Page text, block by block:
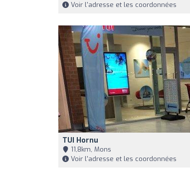
Voir l'adresse et les coordonnées
TUI Hornu
11,8km, Mons
Voir l'adresse et les coordonnées